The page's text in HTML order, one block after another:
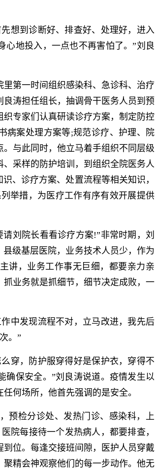
到诊断好、排查好、处理好，进入
心地投入，一点也不再害怕了。”刘良
第一时间组织感染科、急诊科、治疗
涛担任组长，抽调骨干医务人员到预
专家们认真研读诊疗方案，制定防控
病案处理方案等;规范诊疗、护理、院
与此同时，他立马着手组织不同层级
采样的防护培训，到组织全院医务人
、诊疗方案、处置流程等相关知识，
举措，为医疗工作有序有效开展提供
刘院长看看诊疗方案!”非常时期，刘
级基层医院，业务技术人员少，作为
讲，业务工作事无巨细，都要亲力亲
业务就是抓细节，细节决定成败，一
发现流程不对，立马改进，我先后
。”
，防护服穿得好是保护衣，穿得不
确保安全。”刘良涛说道。疫情发生以
何场所，他首先强调的是安全。
检分诊处、发热门诊、感染科，上
院每接待一个发热病人，都要排查，
位。每逢交接班间隙，医护人员穿戴
精会神观察他们的每一步动作。他无